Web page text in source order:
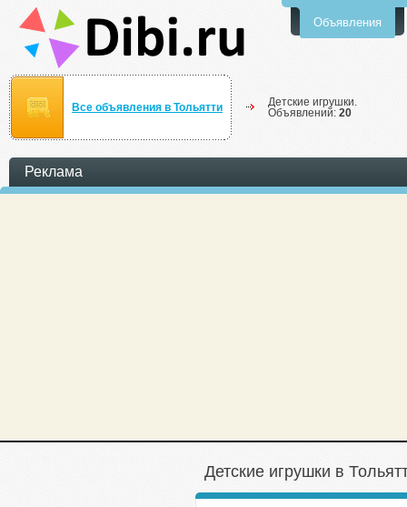
Объявления
Все объявления в Тольятти
Детские игрушки.
Объявлений: 20
Реклама
Детские игрушки в